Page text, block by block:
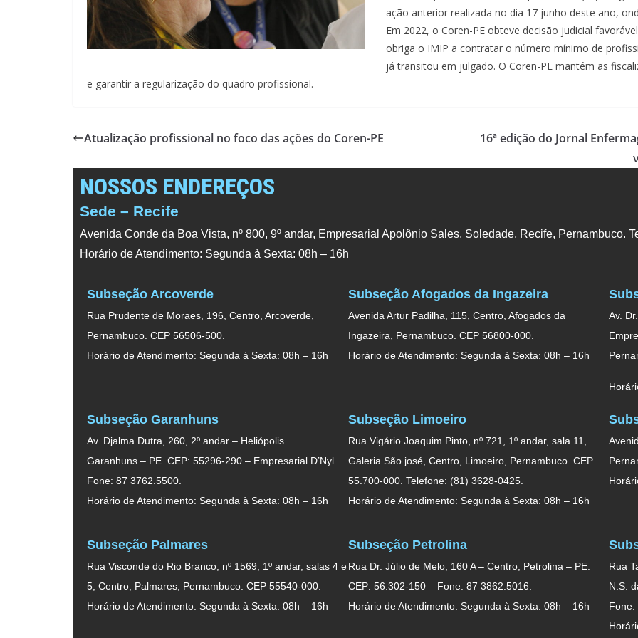
ação anterior realizada no dia 17 junho deste ano,
Em 2022, o Coren-PE obteve decisão judicial
obriga o IMIP a contratar o número mínimo de
já transitou em julgado. O Coren-PE mantém as
e garantir a regularização do quadro profissional.
Atualização profissional no foco das ações do Coren-PE
16ª edição do Jornal
NOSSOS ENDEREÇOS
Sede – Recife
Avenida Conde da Boa Vista, nº 800, 9º andar, Empresarial Apolônio Sales, Soledade, Recife, Pernambuco.
Horário de Atendimento: Segunda à Sexta: 08h – 16h
Subseção Arcoverde
Rua Prudente de Moraes, 196, Centro, Arcoverde,
Pernambuco. CEP 56506-500.
Horário de Atendimento: Segunda à Sexta: 08h – 16h
Subseção Afogados da Ingazeira
Avenida Artur Padilha, 115, Centro, Afogados da
Ingazeira, Pernambuco. CEP 56800-000.
Horário de Atendimento: Segunda à Sexta: 08h – 16h
Av.
Subseção Garanhuns
Av. Djalma Dutra, 260, 2º andar – Heliópolis
Garanhuns – PE. CEP: 55296-290 – Empresarial D’Nyl.
Fone: 87 3762.5500.
Horário de Atendimento: Segunda à Sexta: 08h – 16h
Subseção Limoeiro
Rua Vigário Joaquim Pinto, nº 721, 1º andar, sala 11,
Galeria São josé, Centro, Limoeiro, Pernambuco. CEP
55.700-000. Telefone: (81) 3628-0425.
Horário de Atendimento: Segunda à Sexta: 08h – 16h
Subseção Palmares
Rua Visconde do Rio Branco, nº 1569, 1º andar, salas 4 e
5, Centro, Palmares, Pernambuco. CEP 55540-000.
Horário de Atendimento: Segunda à Sexta: 08h – 16h
Subseção Petrolina
Rua Dr. Júlio de Melo, 160 A – Centro, Petrolina – PE.
CEP: 56.302-150 – Fone: 87 3862.5016.
Horário de Atendimento: Segunda à Sexta: 08h – 16h
Rua
N.S.
Fone: